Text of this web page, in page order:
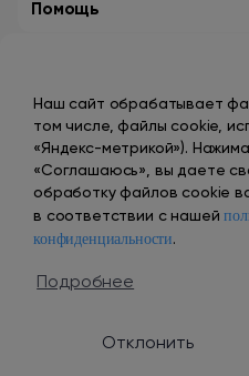
Наш сайт обрабатывает
том числе, файлы cookie,
«Яндекс-метрикой»).
«Соглашаюсь», вы даете
обработку файлов cookie
в соответствии с нашей
конфиденциальности.
Подробнее
Отклонить
Помощь
+7 (495)
пн-пт:
сб-вс:
© 1998 – 2024 ООО «Табак
Разработка